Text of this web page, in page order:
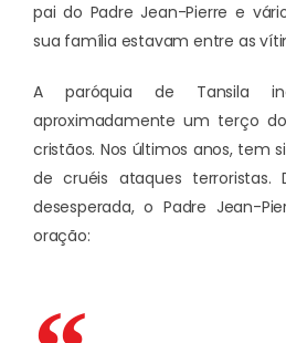
pai do Padre Jean-Pierre e
sua família estavam entre as
A paróquia de Tansila
aproximadamente um terço
cristãos. Nos últimos anos, tem
de cruéis ataques terroristas.
desesperada, o Padre Jean-
oração: